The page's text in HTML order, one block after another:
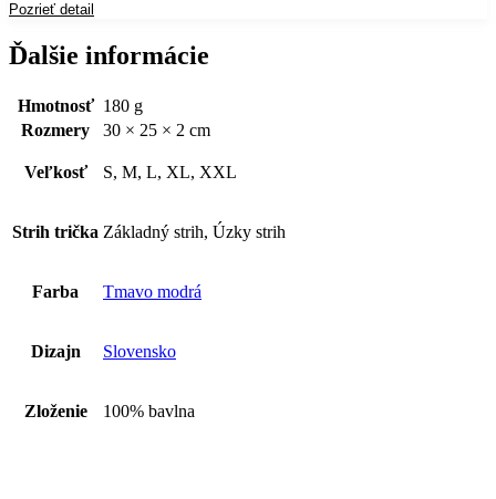
Pozrieť detail
Ďalšie informácie
Hmotnosť 180 g
Rozmery
30 × 25 × 2 cm
Veľkosť S, M, L, XL, XXL
Strih trička Základný strih, Úzky strih
Farba Tmavo modrá
Dizajn Slovensko
Zloženie 100% bavlna